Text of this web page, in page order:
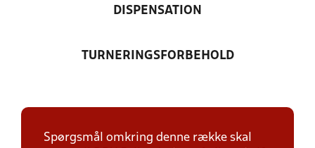
DISPENSATION
TURNERINGSFORBEHOLD
Spørgsmål omkring denne række skal